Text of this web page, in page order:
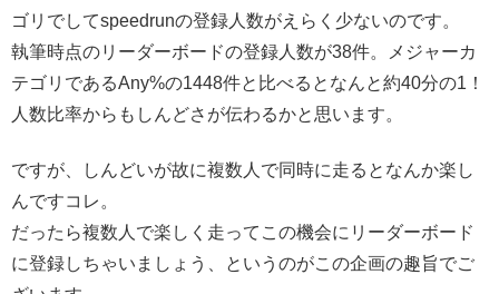
ゴリでしてspeedrunの登録人数がえらく少ないのです。
執筆時点のリーダーボードの登録人数が38件。メジャーカ
テゴリであるAny%の1448件と比べるとなんと約40分の1！
人数比率からもしんどさが伝わるかと思います。
ですが、しんどいが故に複数人で同時に走るとなんか楽し
んですコレ。
だったら複数人で楽しく走ってこの機会にリーダーボード
に登録しちゃいましょう、というのがこの企画の趣旨でご